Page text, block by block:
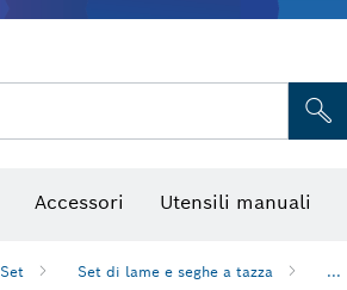
Accessori Utensili manuali
Set Set di lame e seghe a tazza ...